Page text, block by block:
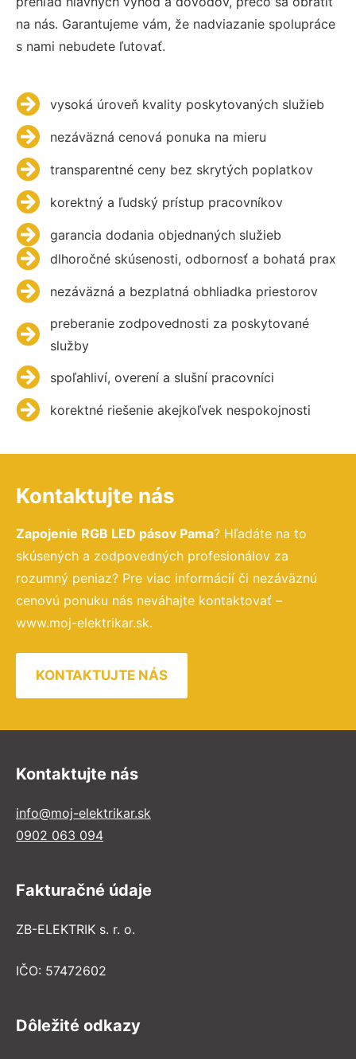
na nás. Garantujeme vám, že nadviazanie spolupráce
s nami nebudete ľutovať.
vysoká úroveň kvality poskytovaných služieb
nezáväzná cenová ponuka na mieru
transparentné ceny bez skrytých poplatkov
korektný a ľudský prístup pracovníkov
garancia dodania objednaných služieb
dlhoročné skúsenosti, odbornosť a bohatá prax
nezáväzná a bezplatná obhliadka priestorov
preberanie zodpovednosti za poskytované
služby
spoľahliví, overení a slušní pracovníci
korektné riešenie akejkoľvek nespokojnosti
Kontaktujte nás
Zapojenie RGB LED pásov Pama? Hľadáte na to
skúsených a zodpovedných profesionálov za
rozumný peniaz? Pre viac informácií či nezáväznú
cenovú ponuku nás neváhajte kontaktovať –
www.moj-elektrikar.sk.
KONTAKTUJTE NÁS
Kontaktujte nás
info@moj-elektrikar.sk
0902 063 094
Fakturačné údaje
ZB-ELEKTRIK s. r. o.
IČO: 57472602
Dôležité odkazy